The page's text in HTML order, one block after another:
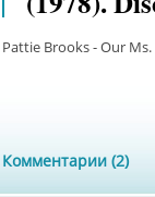
Pattie Brooks - Our Ms.
Комментарии (2)